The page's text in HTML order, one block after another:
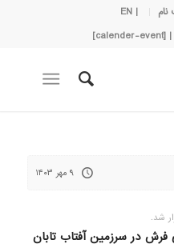
| EN
۹ مهر ۱۴۰۳
شد.
در سرزمین آفتاب تابان